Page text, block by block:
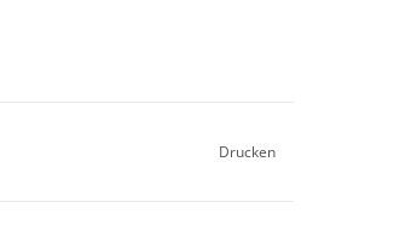
Drucken